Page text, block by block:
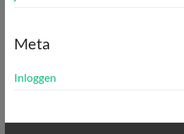
Meta
Inloggen